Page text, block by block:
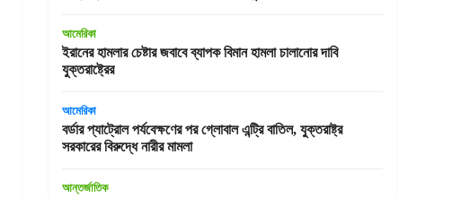
আমেরিকা
ইরানের হামলার চেষ্টার জবাবে ব্যাপক বিমান হামলা চালানোর দাবি
যুক্তরাষ্ট্রের
আমেরিকা
বর্ডার প্যাট্রোল পর্যবেক্ষণের পর গ্লোবাল এন্ট্রি বাতিল, যুক্তরাষ্ট্র
সরকারের বিরুদ্ধে নারীর মামলা
আন্তর্জাতিক